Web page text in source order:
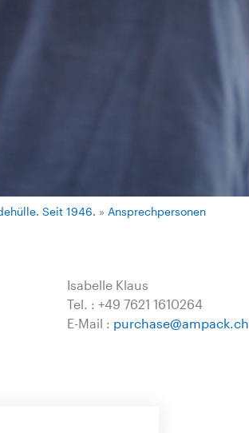
Seit 1946. » Ansprechpersonen
Isabelle Klaus
Tel. : +49 7621 1610264
E-Mail : purchase@ampack.ch